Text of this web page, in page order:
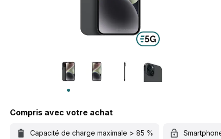
Compris avec votre achat
Capacité de charge maximale > 85 %